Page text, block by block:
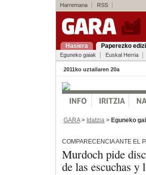
Harremana RSS
Hasiera Paperezko
Eguneko gaiak Euskal Herria
2011ko uztailaren 20a
GARA> Idatzia > Eguneko
COMPARECENCIA ANTE EL
Murdoch pide
de las escuchas y